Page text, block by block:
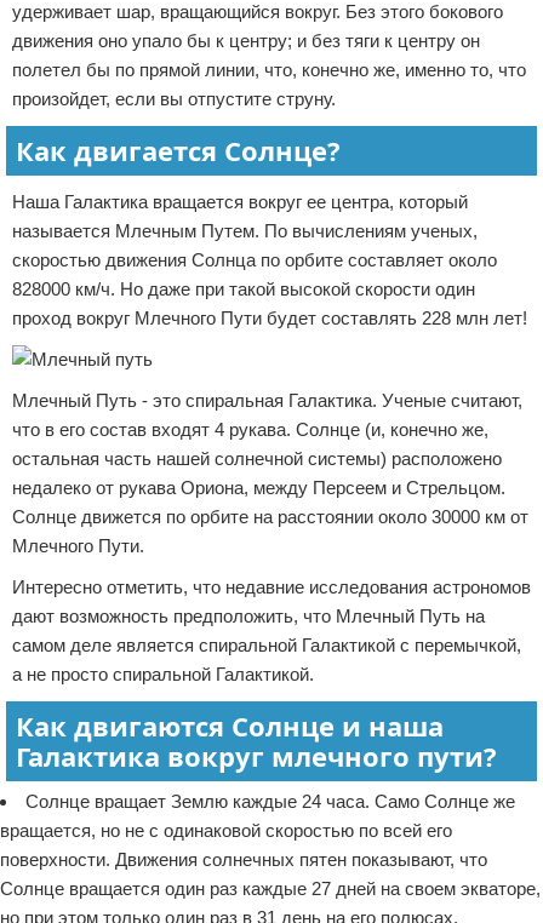
удерживает шар, вращающийся вокруг. Без этого бокового
движения оно упало бы к центру; и без тяги к центру он
полетел бы по прямой линии, что, конечно же, именно то, что
произойдет, если вы отпустите струну.
Как двигается Солнце?
Наша Галактика вращается вокруг ее центра, который
называется Млечным Путем. По вычислениям ученых,
скоростью движения Солнца по орбите составляет около
828000 км/ч. Но даже при такой высокой скорости один
проход вокруг Млечного Пути будет составлять 228 млн лет!
Млечный Путь - это спиральная Галактика. Ученые считают,
что в его состав входят 4 рукава. Солнце (и, конечно же,
остальная часть нашей солнечной системы) расположено
недалеко от рукава Ориона, между Персеем и Стрельцом.
Солнце движется по орбите на расстоянии около 30000 км от
Млечного Пути.
Интересно отметить, что недавние исследования астрономов
дают возможность предположить, что Млечный Путь на
самом деле является спиральной Галактикой с перемычкой,
а не просто спиральной Галактикой.
Как двигаются Солнце и наша
Галактика вокруг млечного пути?
Солнце вращает Землю каждые 24 часа. Само Солнце же
вращается, но не с одинаковой скоростью по всей его
поверхности. Движения солнечных пятен показывают, что
Солнце вращается один раз каждые 27 дней на своем экваторе,
но при этом только один раз в 31 день на его полюсах.